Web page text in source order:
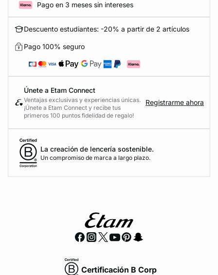
Pago en 3 meses sin intereses
Descuento estudiantes: -20% a partir de 2 artículos
Pago 100% seguro
Únete a Etam Connect
Ventajas exclusivas y experiencias únicas.
¡Únete a Etam Connect y recibe tus
primeros 100 puntos fidelidad de regalo!
Registrarme ahora
La creación de lencería sostenible.
Un compromiso de marca a largo plazo.
Certificación B Corp